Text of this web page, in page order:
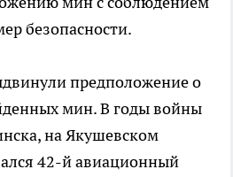
безопасности.
предположение о
мин. В годы войны
на Якушевском
42-й авиационный